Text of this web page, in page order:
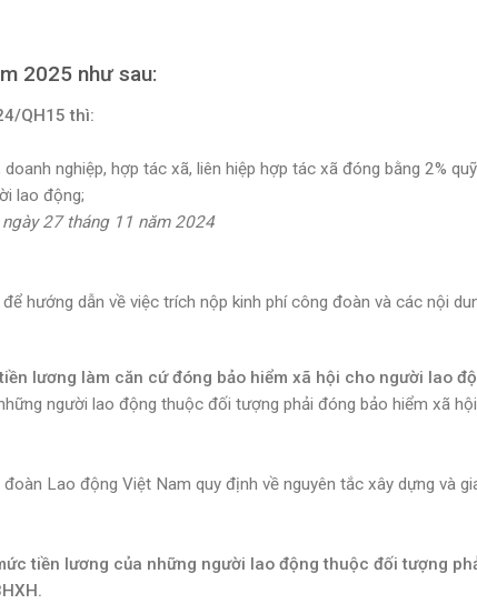
2025 như sau:
QH15 thì:
nghiệp, hợp tác xã, liên hiệp hợp tác xã đóng bằng 2%
lao động;
27 tháng 11 năm 2024
để hướng dẫn về việc trích nộp kinh phí công đoàn và các nội
lương làm căn cứ đóng bảo hiểm xã hội cho người lao
người lao động thuộc đối tượng phải đóng bảo hiểm xã
Lao động Việt Nam quy định về nguyên tắc xây dựng và
tiền lương của những người lao động thuộc đối tượng